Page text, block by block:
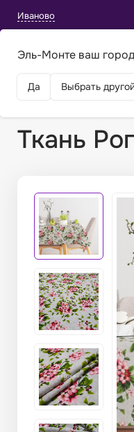
Иваново
Эль-Монте ваш
Да Выбрать
Ткань